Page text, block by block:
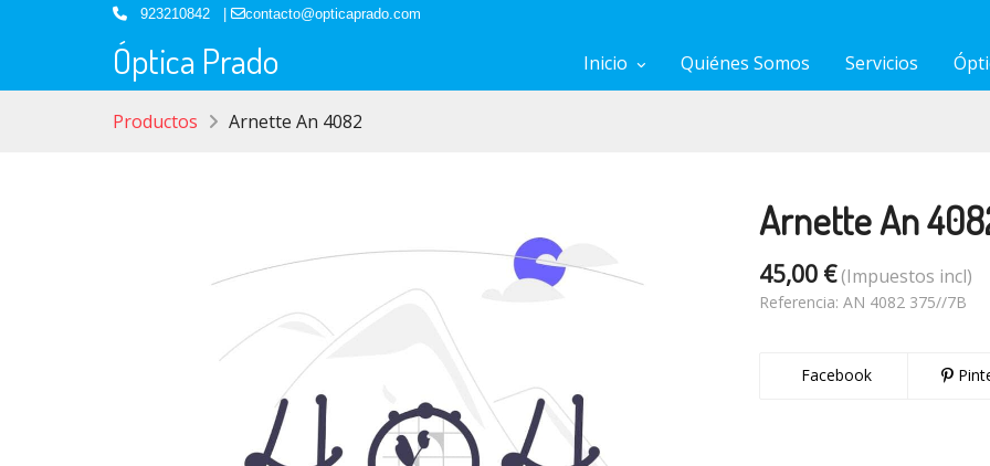
923210842 | contacto@opticaprado.com
Óptica Prado Inicio Quiénes Somos Servicios
Productos Arnette An 4082
Arnette An
45,00 €(Impuestos incl)
Referencia: AN 4082 375//7B
Facebook